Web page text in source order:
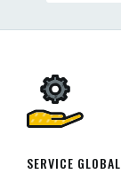
SERVICE GLOBAL